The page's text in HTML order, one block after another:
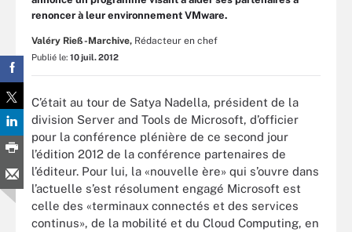
renoncer à leur environnement VMware.
Valéry Rieß-Marchive, Rédacteur en chef
Publié le: 10 juil. 2012
C’était au tour de Satya Nadella, président de la
division Server and Tools de Microsoft, d’officier
pour la conférence plénière de ce second jour
l’édition 2012 de la conférence partenaires de
l’éditeur. Pour lui, la «nouvelle ère» qui s’ouvre dans
l’actuelle s’est résolument engagé Microsoft est
celle des «terminaux connectés et des services
continus», de la mobilité et du Cloud Computing, en